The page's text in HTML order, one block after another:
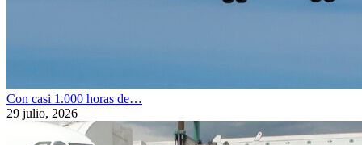
Con casi 1.000 horas de…
29 julio, 2026